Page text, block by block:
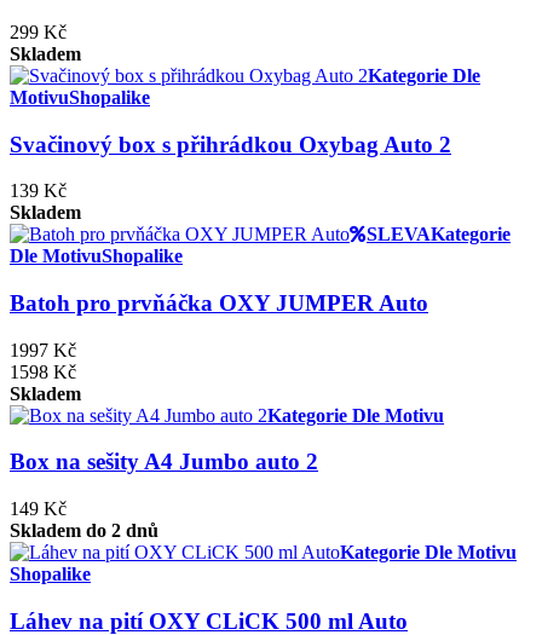
299 Kč
Skladem
Kategorie Dle
MotivuShopalike
Svačinový box s přihrádkou Oxybag Auto 2
139 Kč
Skladem
SLEVAKategorie
Dle MotivuShopalike
Batoh pro prvňáčka OXY JUMPER Auto
1997 Kč
1598 Kč
Skladem
Kategorie Dle Motivu
Box na sešity A4 Jumbo auto 2
149 Kč
Skladem do 2 dnů
Kategorie Dle Motivu
Shopalike
Láhev na pití OXY CLiCK 500 ml Auto